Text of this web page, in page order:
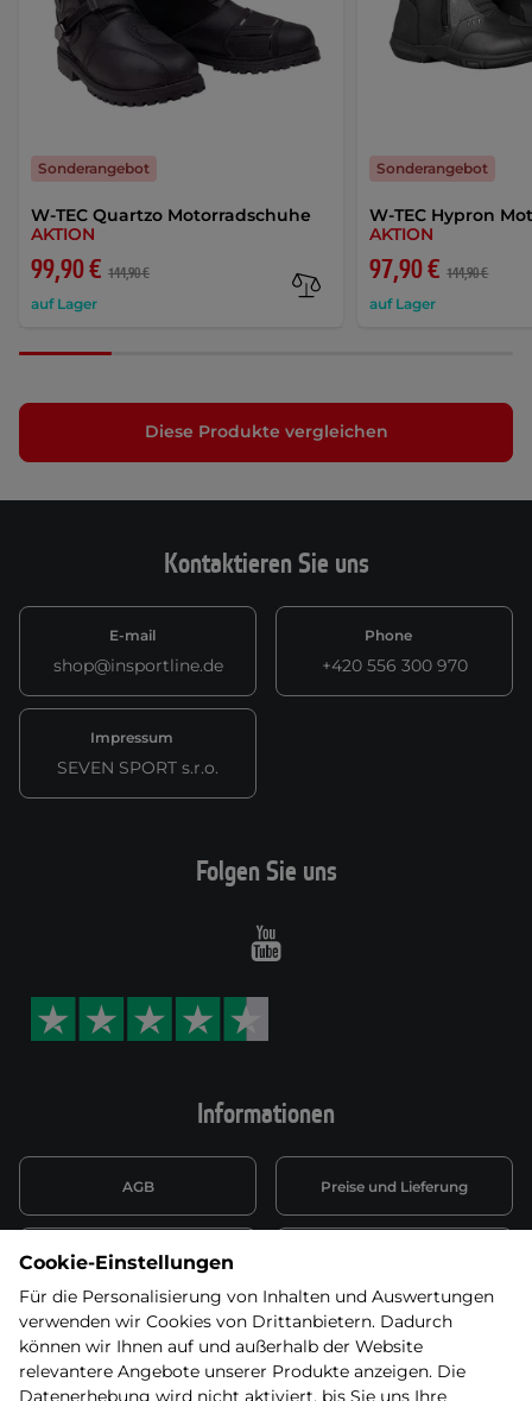
W-TEC Quartzo Motorradschuhe
AKTION
99,90 € 144,90 €
auf Lager
Sonderangebot
W-TEC Hypron
AKTION
97,90 € 144,90 €
auf Lager
Sonderangebot
Diese Produkte vergleichen
Kontaktieren Sie uns
E-mail
shop@insportline.de
Phone
+420 556 300 970
Impressum
SEVEN SPORT s.r.o.
Informationen
AGB Preise und Lieferung
Datenschutzerklärung
Wiederufsbelehrung mit Link
zum Formular
Batterieentsorgung
Informationen zu Elektro-
Folgen Sie uns
Youtube
Cookie-Einstellungen
Für die Personalisierung von Inhalten und Auswertungen
verwenden wir Cookies von Drittanbietern. Dadurch
können wir Ihnen auf und außerhalb der Website
relevantere Angebote unserer Produkte anzeigen. Die
Datenerhebung wird nicht aktiviert, bis Sie uns Ihre